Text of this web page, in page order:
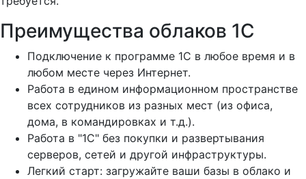
Преимущества облаков 1С
Подключение к программе 1С в любое время и в
любом месте через Интернет.
Работа в едином информационном пространстве
всех сотрудников из разных мест (из офиса,
дома, в командировках и т.д.).
Работа в "1С" без покупки и развертывания
серверов, сетей и другой инфраструктуры.
Легкий старт: загружайте ваши базы в облако и